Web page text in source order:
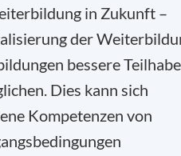
in Zukunft –
der
bessere
Dies kann sich
Kompetenzen von